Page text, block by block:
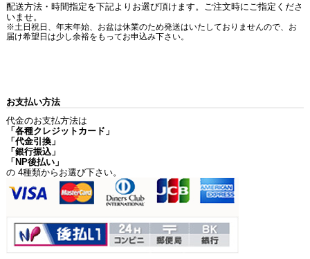
配送方法・時間指定を下記よりお選び頂けます。ご注文時にご指定くださ
いませ。
※土日祝日、年末年始、お盆は休業のため発送はいたしておりませんので、お
届け希望日は少し余裕をもってお申込み下さい。
お支払い方法
代金のお支払方法は
「各種クレジットカード」
「代金引換」
「銀行振込」
「NP後払い」
の 4種類からお選び下さい。